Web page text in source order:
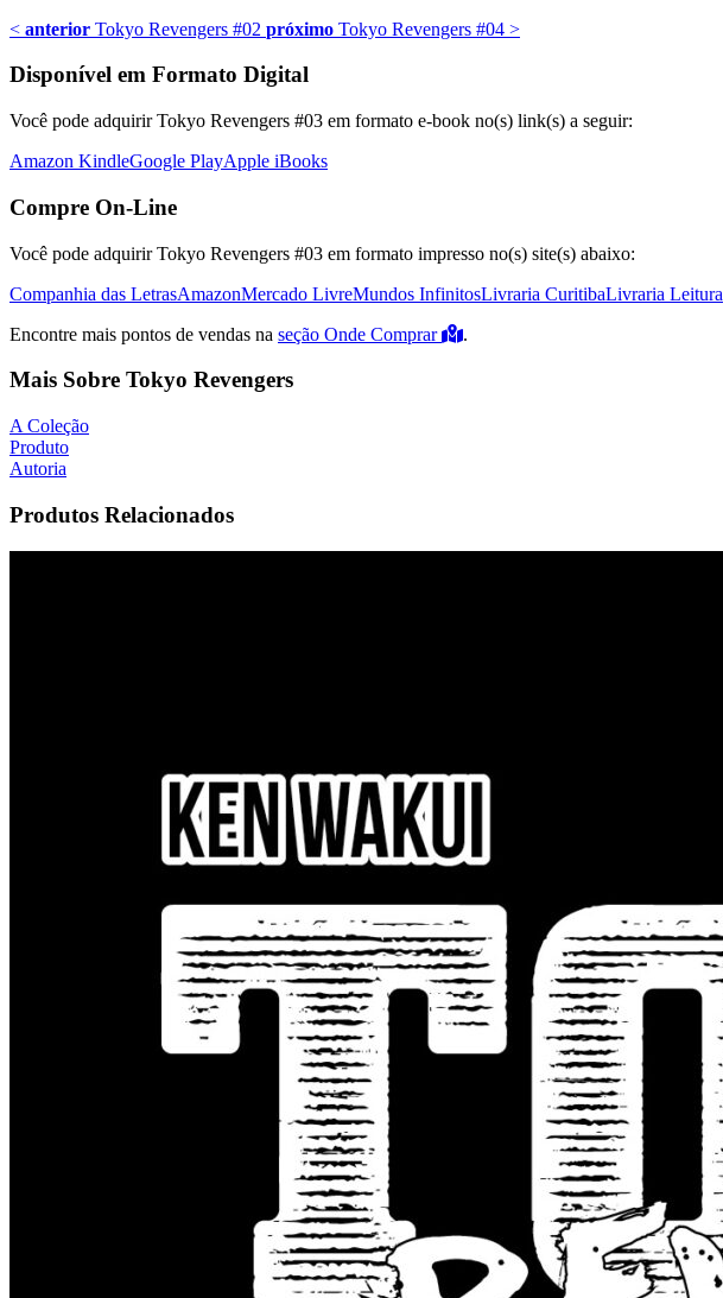
< anterior Tokyo Revengers #02 próximo Tokyo Revengers #04 >
Disponível em Formato Digital
Você pode adquirir Tokyo Revengers #03 em formato e-book no(s) link(s) a seguir:
Amazon KindleGoogle PlayApple iBooks
Compre On-Line
Você pode adquirir Tokyo Revengers #03 em formato impresso no(s) site(s) abaixo:
Companhia das LetrasAmazonMercado LivreMundos InfinitosLivraria CuritibaLivraria Leitura
Encontre mais pontos de vendas na seção Onde Comprar .
Mais Sobre Tokyo Revengers
A Coleção
Produto
Autoria
Produtos Relacionados